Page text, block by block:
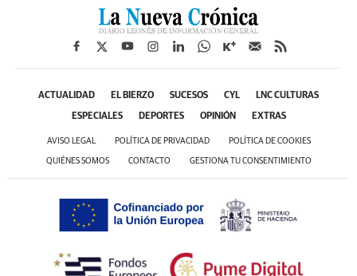
ACTUALIDAD EL BIERZO SUCESOS CYL LNC CULTURAS
ESPECIALES DEPORTES OPINIÓN EXTRAS
AVISO LEGAL POLÍTICA DE PRIVACIDAD POLÍTICA DE COOKIES
QUIÉNES SOMOS CONTACTO GESTIONA TU CONSENTIMIENTO